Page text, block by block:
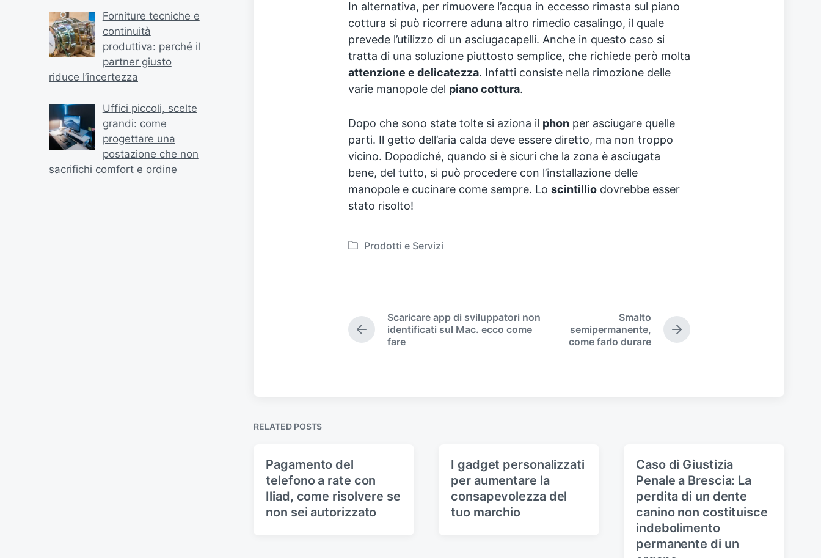
Forniture tecniche e
continuità
produttiva: perché il
partner giusto
riduce l’incertezza
Uffici piccoli, scelte
grandi: come
progettare una
postazione che non
sacrifichi comfort e ordine
In alternativa, per rimuovere l’acqua in eccesso rimasta sul piano
cottura si può ricorrere aduna altro rimedio casalingo, il quale
prevede l’utilizzo di un asciugacapelli. Anche in questo caso si
tratta di una soluzione piuttosto semplice, che richiede però molta
attenzione e delicatezza. Infatti consiste nella rimozione delle
varie manopole del piano cottura.
Dopo che sono state tolte si aziona il phonper asciugare quelle
parti. Il getto dell’aria calda deve essere diretto, ma non troppo
vicino. Dopodiché, quando si è sicuri che la zona è asciugata
bene, del tutto, si può procedere con l’installazione delle
manopole e cucinare come sempre. Lo scintilliodovrebbe esser
stato risolto!
P
d
Prodotti e Servizi
P
r
:
Scaricare app di sviluppatori non
identificati sul Mac. ecco come
fare
N
e
Smalto
semipermanente,
come farlo durare
RELATED POSTS
Pagamento del
telefono a rate con
Iliad, come risolvere se
non sei autorizzato
I gadget personalizzati
per aumentare la
consapevolezza del
tuo marchio
Caso di Giustizia
Penale a Brescia: La
perdita di un dente
canino non costituisce
indebolimento
permanente di un